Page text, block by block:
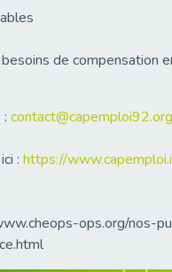
de compensation
contact@capemploi92.org
: https://
ops.org/nos-